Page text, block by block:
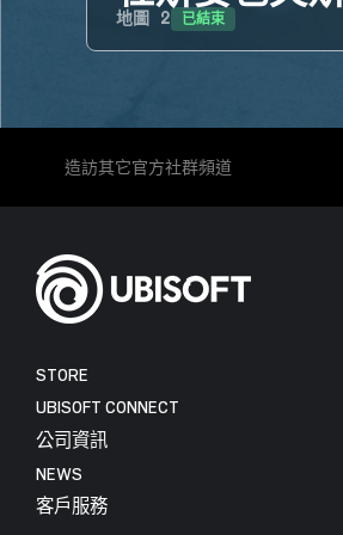
地圖 2 已結束
造訪其它官方社群頻道
STORE
UBISOFT CONNECT
公司資訊
NEWS
客戶服務